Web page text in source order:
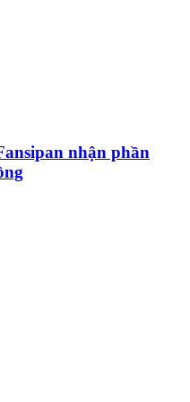
nhận phần